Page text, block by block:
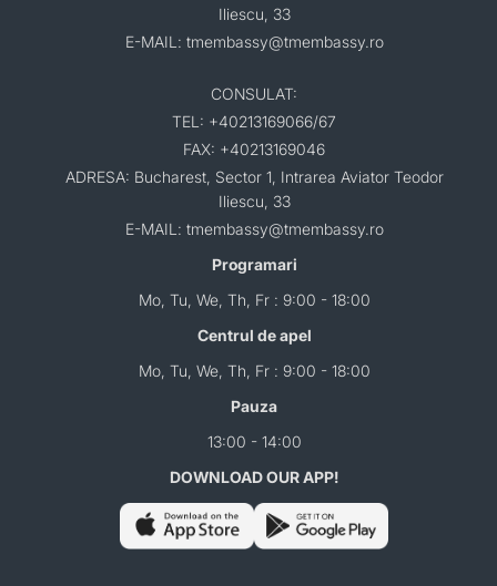
Iliescu, 33
E-MAIL: tmembassy@tmembassy.ro
CONSULAT:
TEL: +40213169066/67
FAX: +40213169046
ADRESA: Bucharest, Sector 1, Intrarea Aviator Teodor
Iliescu, 33
E-MAIL: tmembassy@tmembassy.ro
Programari
Mo, Tu, We, Th, Fr : 9:00 - 18:00
Centrul de apel
Mo, Tu, We, Th, Fr : 9:00 - 18:00
Pauza
13:00 - 14:00
DOWNLOAD OUR APP!